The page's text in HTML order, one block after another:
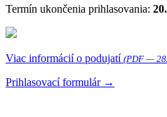
Termín ukončenia prihlasovania:
Viac informácií o podujatí (PDF —
Prihlasovací formulár →